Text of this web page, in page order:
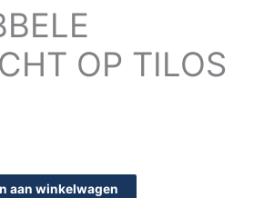
OP TILOS
aan winkelwagen